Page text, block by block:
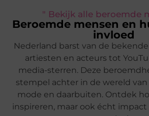
" Bekijk alle beroemde
Beroemde mensen en
invloed
Nederland barst van de
artiesten en acteurs tot
media-sterren. Deze
stempel achter in de wereld
mode en daarbuiten. Ontdek
inspireren, maar ook écht